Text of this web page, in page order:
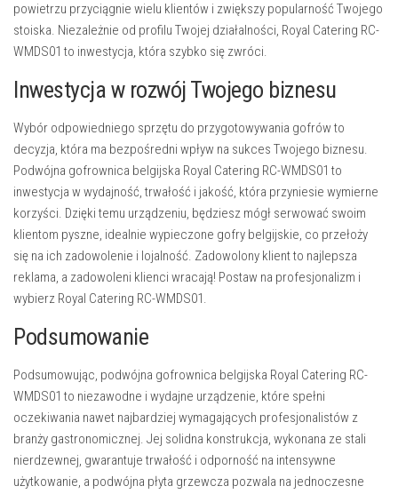
powietrzu przyciągnie wielu klientów i zwiększy popularność Twojego
stoiska. Niezależnie od profilu Twojej działalności, Royal Catering RC-
WMDS01 to inwestycja, która szybko się zwróci.
Inwestycja w rozwój Twojego biznesu
Wybór odpowiedniego sprzętu do przygotowywania gofrów to
decyzja, która ma bezpośredni wpływ na sukces Twojego biznesu.
Podwójna gofrownica belgijska Royal Catering RC-WMDS01 to
inwestycja w wydajność, trwałość i jakość, która przyniesie wymierne
korzyści. Dzięki temu urządzeniu, będziesz mógł serwować swoim
klientom pyszne, idealnie wypieczone gofry belgijskie, co przełoży
się na ich zadowolenie i lojalność. Zadowolony klient to najlepsza
reklama, a zadowoleni klienci wracają! Postaw na profesjonalizm i
wybierz Royal Catering RC-WMDS01.
Podsumowanie
Podsumowując, podwójna gofrownica belgijska Royal Catering RC-
WMDS01 to niezawodne i wydajne urządzenie, które spełni
oczekiwania nawet najbardziej wymagających profesjonalistów z
branży gastronomicznej. Jej solidna konstrukcja, wykonana ze stali
nierdzewnej, gwarantuje trwałość i odporność na intensywne
użytkowanie, a podwójna płyta grzewcza pozwala na jednoczesne